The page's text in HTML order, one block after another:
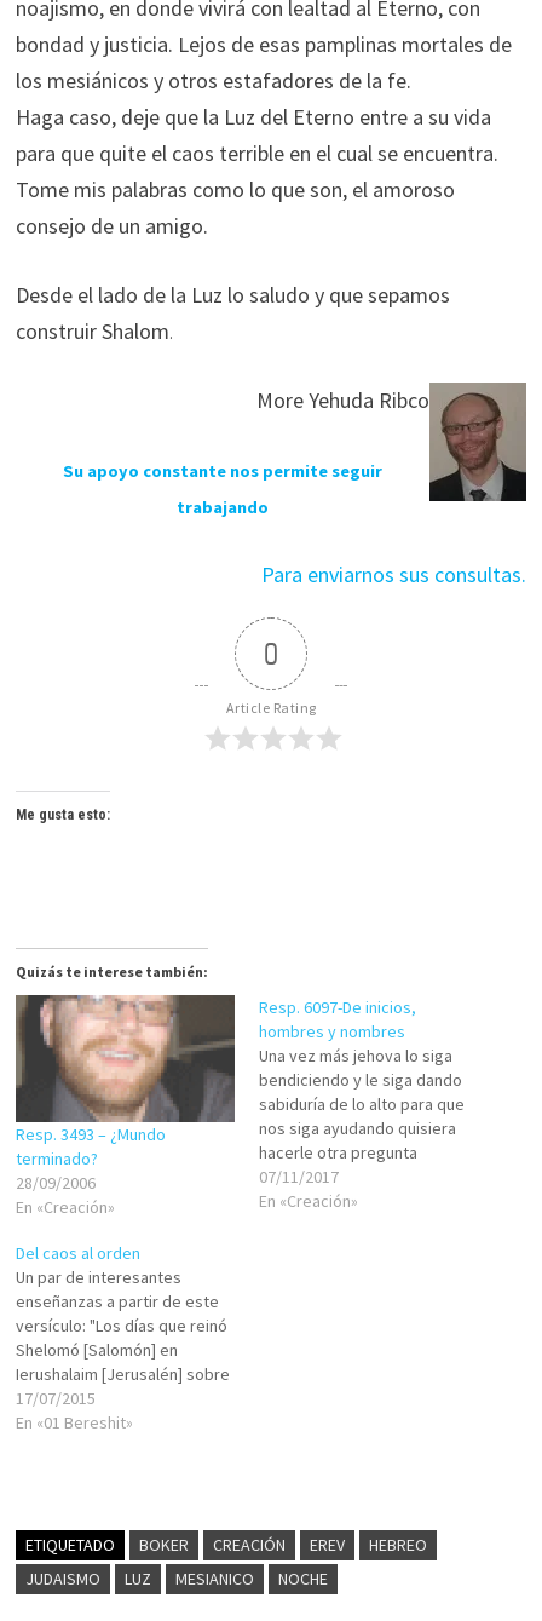
noajismo, en donde vivirá con lealtad al Eterno, con
bondad y justicia. Lejos de esas pamplinas mortales de
los mesiánicos y otros estafadores de la fe.
Haga caso, deje que la Luz del Eterno entre a su vida
para que quite el caos terrible en el cual se encuentra.
Tome mis palabras como lo que son, el amoroso
consejo de un amigo.
Desde el lado de la Luz lo saludo y que sepamos
construir Shalom.
More Yehuda Ribco
Su apoyo constante nos permite seguir
trabajando
Para enviarnos sus consultas.
0
Article Rating
Me gusta esto:
Quizás te interese también:
Resp. 3493 – ¿Mundo
terminado?
28/09/2006
En «Creación»
Resp. 6097-De inicios,
hombres y nombres
Una vez más jehova lo siga
bendiciendo y le siga dando
sabiduría de lo alto para que
nos siga ayudando quisiera
hacerle otra pregunta
realmente existió vida
humana antes de Adán y Eva
07/11/2017
En «Creación»
Del caos al orden
Un par de interesantes
enseñanzas a partir de este
versículo: "Los días que reinó
Shelomó [Salomón] en
Ierushalaim [Jerusalén] sobre
todo Israel fue de 40 años."(1
Melajim / I Reyes 11:42) ¿Días
traduce…
17/07/2015
En «01 Bereshit»
ETIQUETADO BOKER CREACIÓN EREV
HEBREO
JUDAISMO
LUZ MESIANICO NOCHE